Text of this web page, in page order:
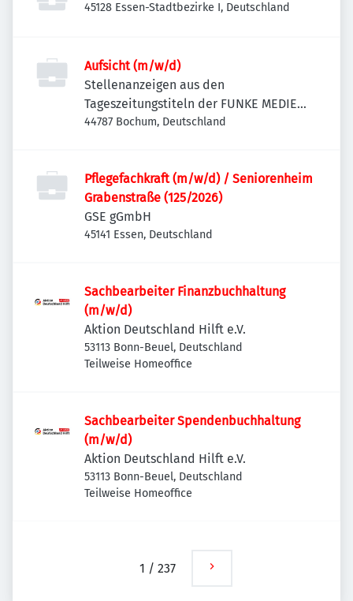
45128 Essen-Stadtbezirke I, Deutschland
Aufsicht (m/w/d)
Stellenanzeigen aus den
Tageszeitungstiteln der FUNKE MEDIEN
NRW
44787 Bochum, Deutschland
Pflegefachkraft (m/w/d) / Seniorenheim
Grabenstraße (125/2026)
GSE gGmbH
45141 Essen, Deutschland
Sachbearbeiter Finanzbuchhaltung
(m/w/d)
Aktion Deutschland Hilft e.V.
53113 Bonn-Beuel, Deutschland
Teilweise Homeoffice
Sachbearbeiter Spendenbuchhaltung
(m/w/d)
Aktion Deutschland Hilft e.V.
53113 Bonn-Beuel, Deutschland
Teilweise Homeoffice
1 / 237